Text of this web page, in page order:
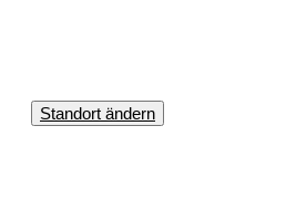
Standort ändern